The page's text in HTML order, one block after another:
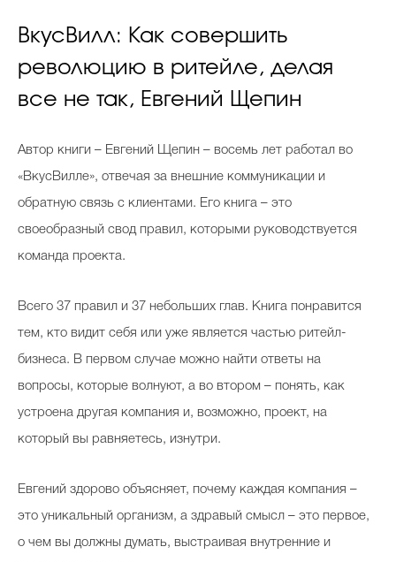
ВкусВилл: Как совершить
революцию в ритейле, делая
все не так, Евгений Щепин
Автор книги – Евгений Щепин – восемь лет работал во
«ВкусВилле», отвечая за внешние коммуникации и
обратную связь с клиентами. Его книга – это
своеобразный свод правил, которыми руководствуется
команда проекта.
Всего 37 правил и 37 небольших глав. Книга понравится
тем, кто видит себя или уже является частью ритейл-
бизнеса. В первом случае можно найти ответы на
вопросы, которые волнуют, а во втором – понять, как
устроена другая компания и, возможно, проект, на
который вы равняетесь, изнутри.
Евгений здорово объясняет, почему каждая компания –
это уникальный организм, а здравый смысл – это первое,
о чем вы должны думать, выстраивая внутренние и